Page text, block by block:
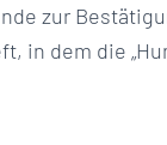
zur
in dem die